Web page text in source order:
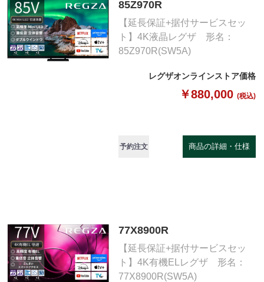
85Z970R
【延長保証+据付サービスセッ
ト】4K液晶レグザ 形名：
85Z970R(SW5A)
レグザオンラインストア価格
￥880,000 (税込)
予約注文 商品の詳細・仕様
77X8900R
【延長保証+据付サービスセッ
ト】4K有機ELレグザ 形名：
77X8900R(SW5A)